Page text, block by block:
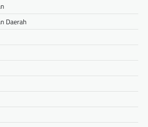
Daerah